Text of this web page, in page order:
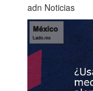
adn Noticias